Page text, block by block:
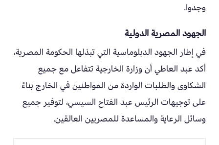
وجدوا.
الجهود المصرية الدولية
في إطار الجهود الدبلوماسية التي تبذلها الحكومة المصرية،
أكد عبد العاطي أن وزارة الخارجية تتفاعل مع جميع
الشكاوى والطلبات الواردة من المواطنين في الخارج بناءً
على توجيهات الرئيس عبد الفتاح السيسي، لتوفير جميع
وسائل الرعاية والمساعدة للمصريين العالقين.